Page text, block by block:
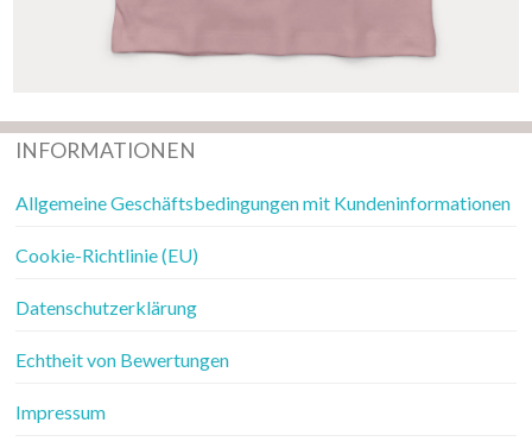
INFORMATIONEN
Allgemeine Geschäftsbedingungen mit Kundeninformationen
Cookie-Richtlinie (EU)
Datenschutzerklärung
Echtheit von Bewertungen
Impressum